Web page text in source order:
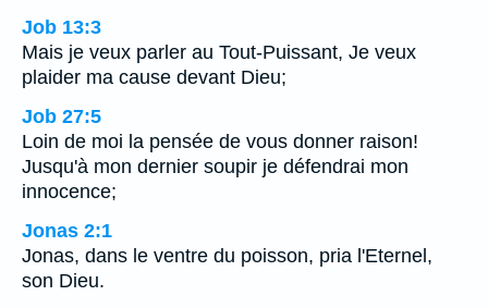
Job 13:3
Mais je veux parler au Tout-Puissant, Je veux
plaider ma cause devant Dieu;
Job 27:5
Loin de moi la pensée de vous donner raison!
Jusqu'à mon dernier soupir je défendrai mon
innocence;
Jonas 2:1
Jonas, dans le ventre du poisson, pria l'Eternel,
son Dieu.